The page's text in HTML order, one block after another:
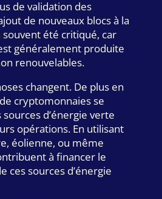
de validation des
de nouveaux blocs à la
souvent été critiqué, car
généralement produite
renouvelables.
changent. De plus en
cryptomonnaies se
d’énergie verte
opérations. En utilisant
éolienne, ou même
à financer le
ces sources d’énergie